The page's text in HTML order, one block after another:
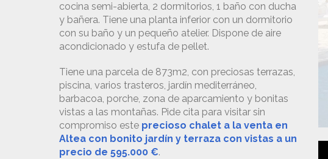
cocina semi-abierta, 2 dormitorios, 1 baño con ducha
y bañera. Tiene una planta inferior con un dormitorio
con su baño y un pequeño atelier. Dispone de aire
acondicionado y estufa de pellet.
Tiene una parcela de 873m2, con preciosas terrazas,
piscina, varios trasteros, jardín mediterráneo,
barbacoa, porche, zona de aparcamiento y bonitas
vistas a las montañas. Pide cita para visitar sin
compromiso este precioso chalet a la venta en
Altea con bonito jardín y terraza con vistas a un
precio de 595.000 €.